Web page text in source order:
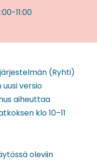
-11:00
(Ryhti)
versio
aiheuttaa
klo 10–11
oleviin